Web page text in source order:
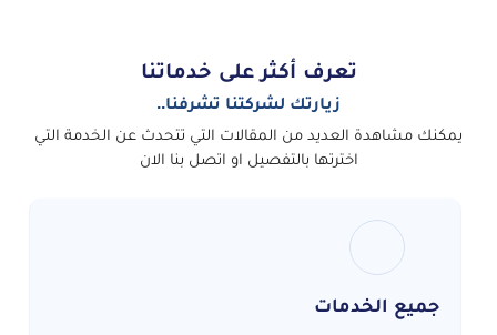
تعرف أكثر على خدماتنا
زيارتك لشركتنا تشرفنا..
يمكنك مشاهدة العديد من المقالات التي تتحدث عن الخدمة التي
اخترتها بالتفصيل او اتصل بنا الان
جميع الخدمات